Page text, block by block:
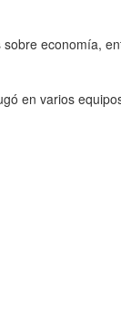
economía,
en varios